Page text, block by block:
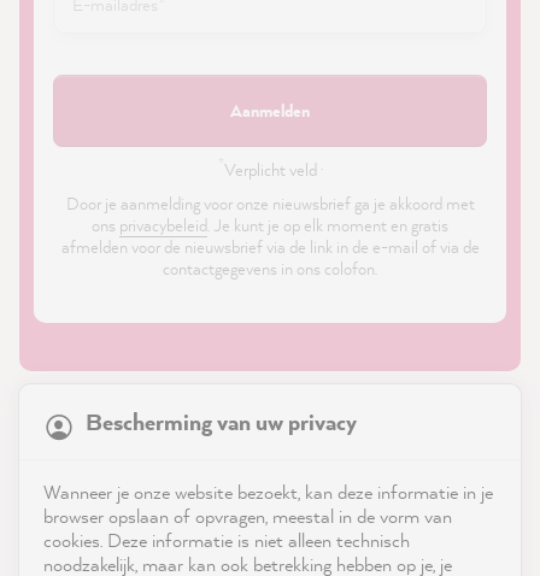
Aanmelden
Verplicht veld ·
Door je aanmelding voor onze nieuwsbrief ga je akkoord met
ons privacybeleid. Je kunt je op elk moment en gratis
afmelden voor de nieuwsbrief via de link in de e-mail of via de
contactgegevens in ons colofon.
Service
Bescherming van uw privacy
Wanneer je onze website bezoekt, kan deze informatie in je
browser opslaan of opvragen, meestal in de vorm van
cookies. Deze informatie is niet alleen technisch
noodzakelijk, maar kan ook betrekking hebben op je, je
21,847Reviews
reviews-io